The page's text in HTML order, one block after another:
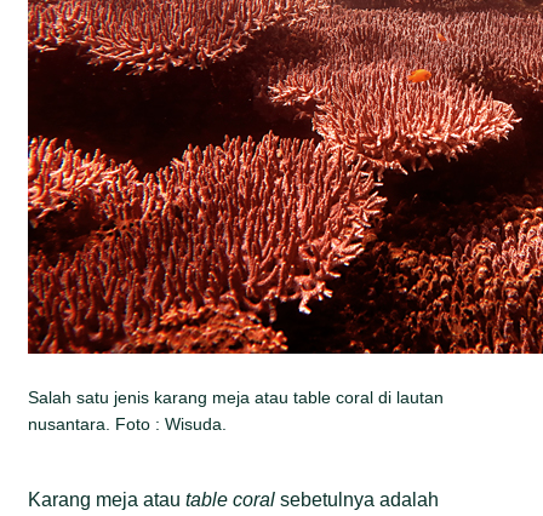
Salah satu jenis karang meja atau table coral di lautan
nusantara. Foto : Wisuda.
Karang meja atautable coral sebetulnya adalah